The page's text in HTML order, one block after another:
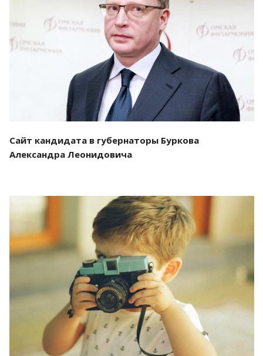
Смотреть проект
Сайт кандидата в губернаторы Буркова
Александра Леонидовича
Смотреть проект